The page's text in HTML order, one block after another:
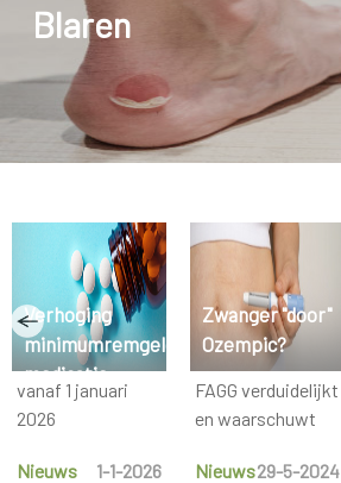
Blaren
Verhoging
minimumremgeld
medicatie
vanaf 1 januari
2026
Nieuws 1-1-2026
Zwanger "door"
Ozempic?
FAGG verduidelijkt
en waarschuwt
Nieuws29-5-2024